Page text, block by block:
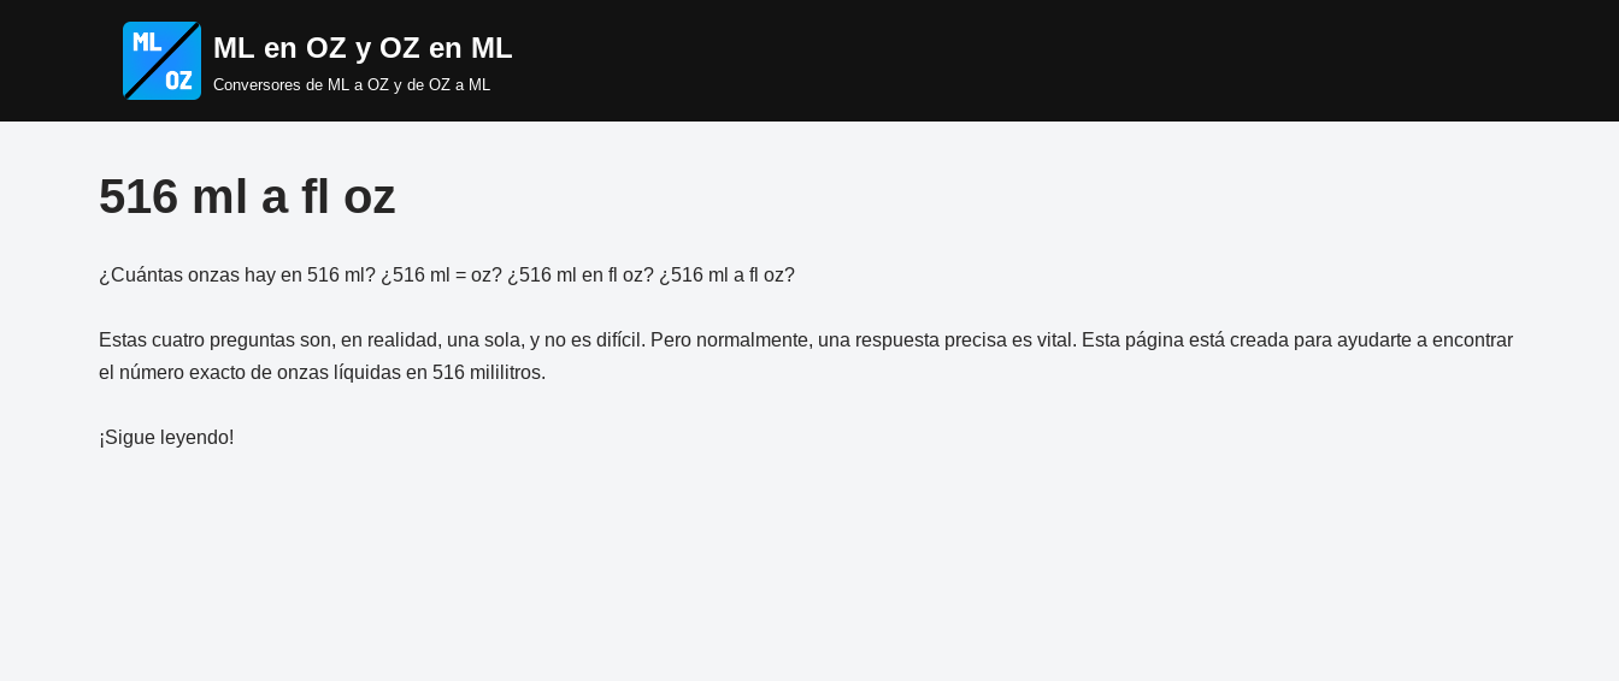
ML en OZ y OZ en ML
Conversores de ML a OZ y de OZ a ML
516 ml a fl oz
¿Cuántas onzas hay en 516 ml? ¿516 ml = oz? ¿516 ml en fl oz? ¿516 ml a fl oz?
Estas cuatro preguntas son, en realidad, una sola, y no es difícil. Pero normalmente, una respuesta precisa es vital. Esta página está creada para ayudarte a encontrar
el número exacto de onzas líquidas en 516 mililitros.
¡Sigue leyendo!